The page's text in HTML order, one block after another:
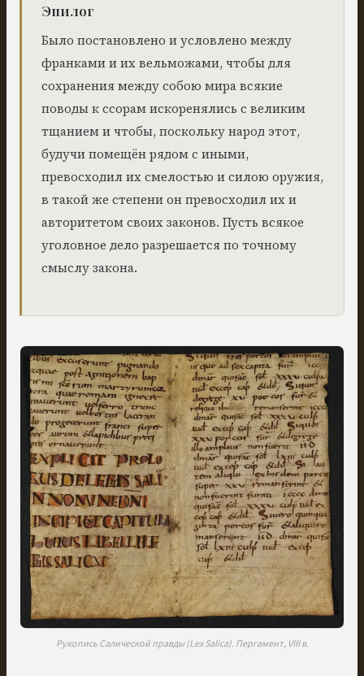
Эпилог
Было постановлено и условлено между
франками и их вельможами, чтобы для
сохранения между собою мира всякие
поводы к ссорам искоренялись с великим
тщанием и чтобы, поскольку народ этот,
будучи помещён рядом с иными,
превосходил их смелостью и силою оружия,
в такой же степени он превосходил их и
авторитетом своих законов. Пусть всякое
уголовное дело разрешается по точному
смыслу закона.
Рукопись Салической правды (Lex Salica). Пергамент, VIII в.